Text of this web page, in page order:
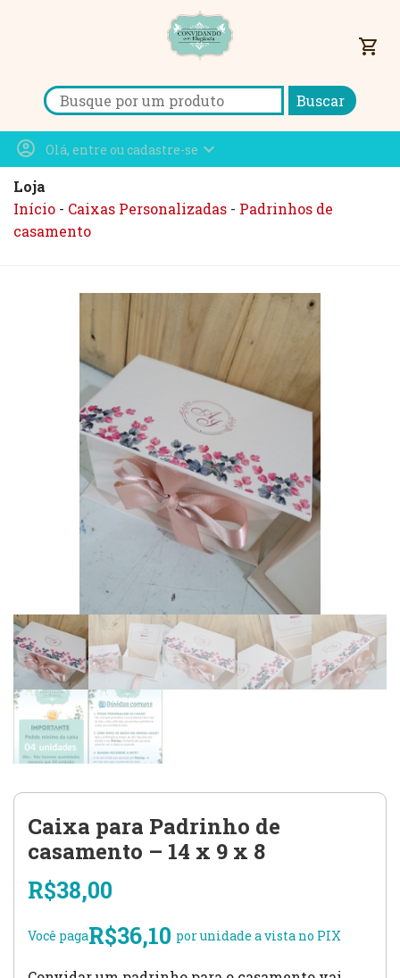
Search for:
shopping_cart
account_circle Olá, entre ou cadastre-se expand_more
Loja
Início - Caixas Personalizadas - Padrinhos de
casamento
Caixa para Padrinho de
casamento – 14 x 9 x 8
R$38,00
Você pagaR$36,10 por unidade a vista no PIX